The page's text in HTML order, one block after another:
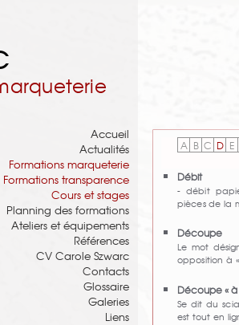
Accueil
Actualités
Formations marqueterie
Formations transparence
Cours et stages
Planning des formations
Ateliers et équipements
Références
CV Carole Szwarc
Contacts
Glossaire
Galeries
Liens
A B C D E
Débit
- débit
pièces de la
Découpe
Le mot
opposition à
Découpe «
Se dit du
est tout en